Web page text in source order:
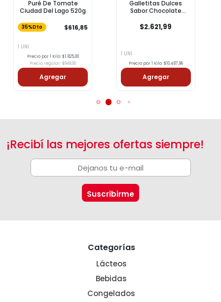
Puré De Tomate
Ciudad Del Lago 520g
35%Dto $616,85
1 UNI
Precio por 1 Kilo: $1.825,00
Precio regular: $949,00
Agregar
Galletitas Dulces
Sabor Chocolate
$2.621,99
1 UNI
Precio por 1 Kilo: $10.487,96
Agregar
¡Recibí las mejores ofertas siempre!
Categorías
Lácteos
Bebidas
Congelados